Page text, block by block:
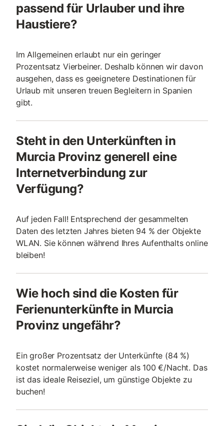
passend für Urlauber und ihre
Haustiere?
Im Allgemeinen erlaubt nur ein geringer
Prozentsatz Vierbeiner. Deshalb können wir davon
ausgehen, dass es geeignetere Destinationen für
Urlaub mit unseren treuen Begleitern in Spanien
gibt.
Steht in den Unterkünften in
Murcia Provinz generell eine
Internetverbindung zur
Verfügung?
Auf jeden Fall! Entsprechend der gesammelten
Daten des letzten Jahres bieten 94 % der Objekte
WLAN. Sie können während Ihres Aufenthalts online
bleiben!
Wie hoch sind die Kosten für
Ferienunterkünfte in Murcia
Provinz ungefähr?
Ein großer Prozentsatz der Unterkünfte (84 %)
kostet normalerweise weniger als 100 €/Nacht. Das
ist das ideale Reiseziel, um günstige Objekte zu
buchen!